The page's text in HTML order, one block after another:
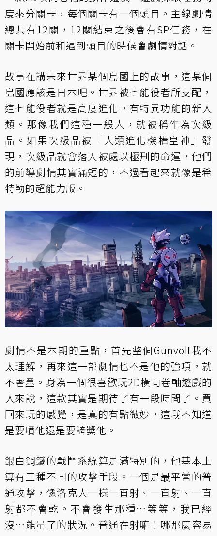
度來分關卡，每個關卡有一個頭目。主線劇情
總共有12關，12關結束之後會有SP任務，在
關卡開始前和遇到頭目的時候會劇情對話。
故事在講未來世界某個島國上的故事，這某個
島國應該是日本吧。世界被七能役者所支配，
這七能役者就是高度進化，有特異功能的新人
類。那像我們這種一般人，就被稱作為次級
品。如果次級品被「人類進化機構皇神」發
現，次級品就會落入被處以極刑的命運，他們
的前導劇情其實滿短的，不過看起來就像是希
特勒的超能力版。
劇情不是本期的重點，首先整個Gunvolt我不
太理解，再來這一部劇情也不是他的強項，就
不著墨。身為一個很喜歡玩2D橫向卷軸遊戲的
人來說，這款其實是期待了有一段時間了。買
回來玩的感覺，是真的有點微妙，這我不知道
是要噴他還是要誇獎他。
銀白鋼鐵的戰鬥系統算是滿特別的，他基本上
算有三種不同的攻擊手段。一個是最平常的普
通攻擊，像洛克人一樣一直射、一直射、一直
射都不會乾。不會發生那種…等等，我已經
沒…能量了的狀況。普通在射嘛！哪那麼容易